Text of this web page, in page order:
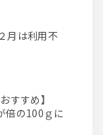
月は利用不
すすめ】
倍の100ｇに